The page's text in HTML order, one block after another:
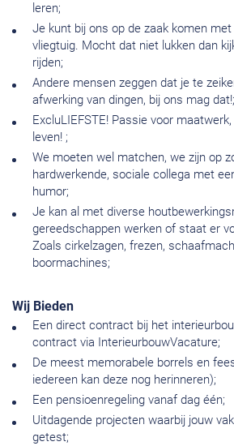
leren;
Je kunt bij ons op de zaak komen
vliegtuig. Mocht dat niet lukken dan
rijden;
Andere mensen zeggen dat je te
afwerking van dingen, bij ons mag dat!;
ExcluLIEFSTE! Passie voor
leven! ;
We moeten wel matchen, we zijn op
hardwerkende, sociale collega met
humor;
Je kan al met diverse
gereedschappen werken of staat er
Zoals cirkelzagen, frezen,
boormachines;
Wij Bieden
Een direct contract bij het
contract via InterieurbouwVacature;
De meest memorabele borrels en
iedereen kan deze nog herinneren);
Een pensioenregeling vanaf dag één;
Uitdagende projecten waarbij jouw
getest;